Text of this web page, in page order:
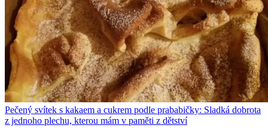
Pečený svítek s kakaem a cukrem podle prababičky: Sladká dobrota
z jednoho plechu, kterou mám v paměti z dětství